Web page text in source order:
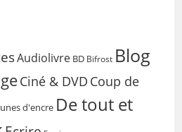
Audiolivre BD Bifrost Blog
Ciné & DVD Coup de
d'encre De tout et